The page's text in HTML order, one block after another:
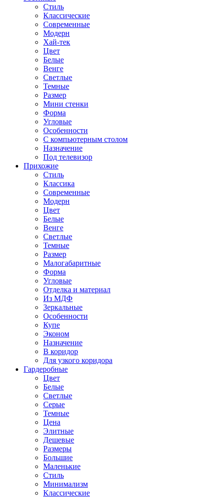
Стиль
Классические
Современные
Модерн
Хай-тек
Цвет
Белые
Венге
Светлые
Темные
Размер
Мини стенки
Форма
Угловые
Особенности
С компьютерным столом
Назначение
Под телевизор
Прихожие
Стиль
Классика
Современные
Модерн
Цвет
Белые
Венге
Светлые
Темные
Размер
Малогабаритные
Форма
Угловые
Отделка и материал
Из МДФ
Зеркальные
Особенности
Купе
Эконом
Назначение
В коридор
Для узкого коридора
Гардеробные
Цвет
Белые
Светлые
Серые
Темные
Цена
Элитные
Дешевые
Размеры
Большие
Маленькие
Стиль
Минимализм
Классические